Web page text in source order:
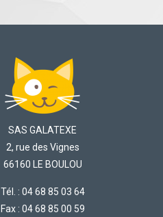
SAS GALATEXE
2, rue des Vignes
66160 LE BOULOU
Tél. : 04 68 85 03 64
Fax : 04 68 85 00 59